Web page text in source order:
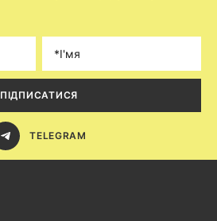
ПІДПИСАТИСЯ
TELEGRAM